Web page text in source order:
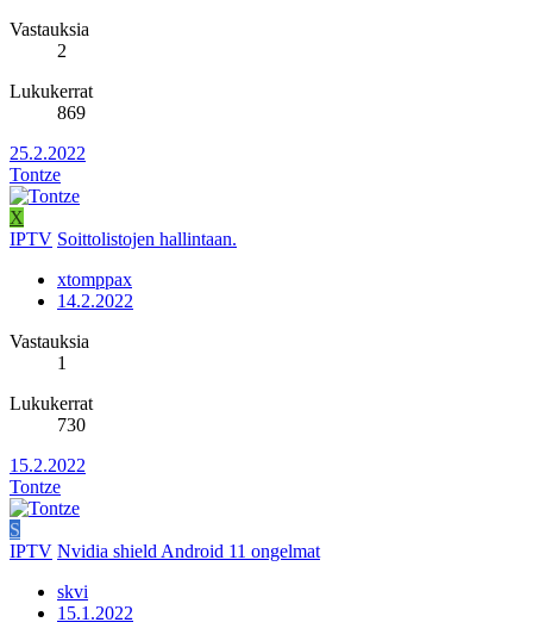
Vastauksia
2
Lukukerrat
869
25.2.2022
Tontze
X
IPTV Soittolistojen hallintaan.
xtomppax
14.2.2022
Vastauksia
1
Lukukerrat
730
15.2.2022
Tontze
S
IPTV Nvidia shield Android 11 ongelmat
skvi
15.1.2022